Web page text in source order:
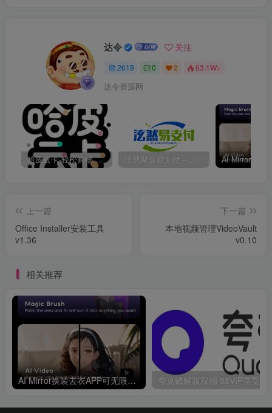
达令 关注
2619 0 2 63.1W+
达令资源网
哈皮云卡-轻松购物 即买即发 泫然聚合易支付 – 行业领先的免签约支付平台
上一篇
Office Installer安装工具
v1.36
下一篇
本地视频管理VideoVault
v0.10
相关推荐
AI Mirror换装去衣APP可无限白嫖！